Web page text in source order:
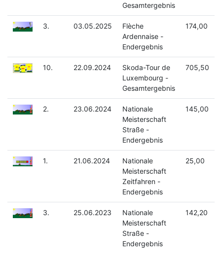
Gesamtergebnis
3. 03.05.2025
Flèche
Ardennaise -
Endergebnis
174,00
10. 22.09.2024
Skoda-Tour de
Luxembourg -
Gesamtergebnis
705,50
2. 23.06.2024
Nationale
Meisterschaft
Straße -
Endergebnis
145,00
1. 21.06.2024
Nationale
Meisterschaft
Zeitfahren -
Endergebnis
25,00
3. 25.06.2023
Nationale
Meisterschaft
Straße -
Endergebnis
142,20